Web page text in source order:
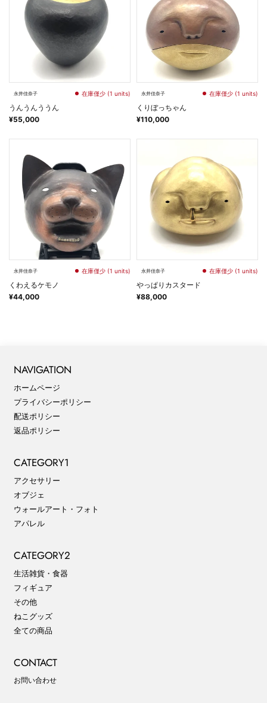
永井佳奈子 在庫僅少 (1 units)
うんうんううん
¥55,000
永井佳奈子 在庫僅少 (1 units)
くりぼっちゃん
¥110,000
永井佳奈子 在庫僅少 (1 units)
くわえるケモノ
¥44,000
永井佳奈子 在庫僅少 (1 units)
やっぱりカスタード
¥88,000
NAVIGATION
ホームページ
プライバシーポリシー
配送ポリシー
返品ポリシー
CATEGORY1
アクセサリー
オブジェ
ウォールアート・フォト
アパレル
CATEGORY2
生活雑貨・食器
フィギュア
その他
ねこグッズ
全ての商品
CONTACT
お問い合わせ